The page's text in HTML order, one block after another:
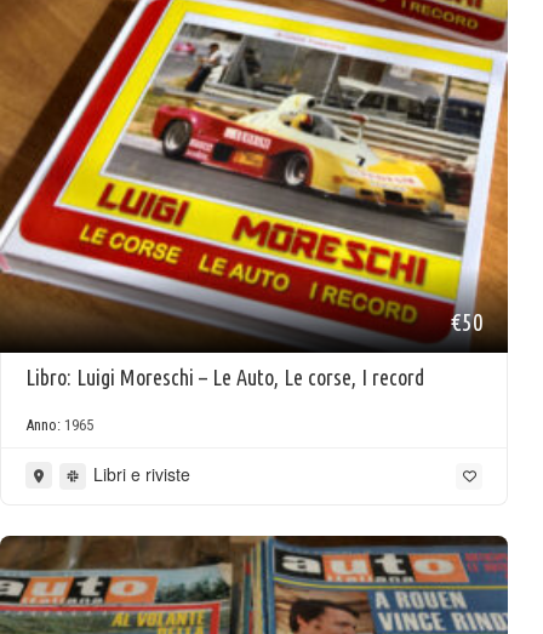
€50
Libro: Luigi Moreschi – Le Auto, Le corse, I record
Anno: 1965
Libri e riviste